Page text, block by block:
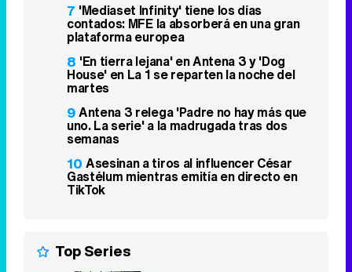
7 'Mediaset Infinity' tiene los días
contados: MFE la absorberá en una gran
plataforma europea
8 'En tierra lejana' en Antena 3 y 'Dog
House' en La 1 se reparten la noche del
martes
9Antena 3 relega 'Padre no hay más que
uno. La serie' a la madrugada tras dos
semanas
10 Asesinan a tiros al influencer César
Gastélum mientras emitía en directo en
TikTok
Top Series